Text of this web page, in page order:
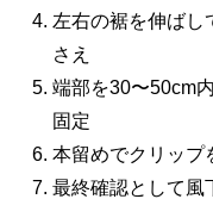
左右の裾を伸ばし
さえ
端部を30〜50cm
固定
本留めでクリップ
最終確認として風